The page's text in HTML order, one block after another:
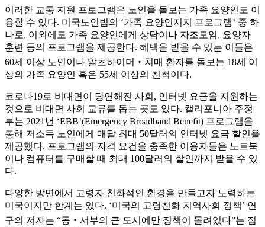
이러한 교통 지원 프로그램은 노인을 돌보는 가족 요양인도 이
용할 수 있다. 미국노인법의 ‘가족 요양인지지 프로그램’ 중 하
나로, 이외에도 가족 요양인에게 상담이나 자조모임, 요양자
훈련 등의 프로그램을 제공한다. 혜택을 받을 수 있는 이들은
60세 이상 노인이나 알츠하이머‧치매 환자를 돌보는 18세 이
상의 가족 요양인 혹은 55세 이상의 친척이다.
코로나19로 비대면이 당연해진 사회, 인터넷 요금을 지원하는
것으로 비대면 사회 교류를 돕는 곳도 있다. 캘리포니아 주정
부는 2021년 ‘EBB’(Emergency Broadband Benefit) 프로그램을
통해 저소득 노인에게 매달 최대 50달러의 인터넷 요금 할인을
제공했다. 프로그램의 자격 요건을 충족한 이용자들은 노트북
이나 컴퓨터를 구매할 때 최대 100달러의 할인까지 받을 수 있
다.
다양한 방면에서 고령자 친화적인 환경을 만들고자 노력하는
미국이지만 한계는 있다. ‘미국의 고령친화 지역사회 정책’ 연
구의 저자는 “동‧서부의 큰 도시에만 정책이 몰려있다”는 점